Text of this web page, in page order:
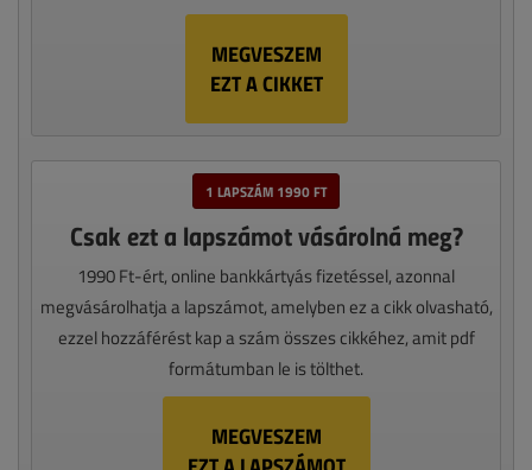
MEGVESZEM
EZT A CIKKET
1 LAPSZÁM 1990 FT
Csak ezt a lapszámot vásárolná meg?
1990 Ft-ért, online bankkártyás fizetéssel, azonnal
megvásárolhatja a lapszámot, amelyben ez a cikk olvasható,
ezzel hozzáférést kap a szám összes cikkéhez, amit pdf
formátumban le is tölthet.
MEGVESZEM